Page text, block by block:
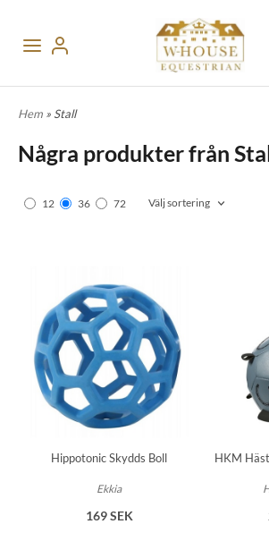
Hem » Stall
Några produkter från
12 36 72 Välj sortering
Hippotonic Skydds Boll
Ekkia
169 SEK
HKM